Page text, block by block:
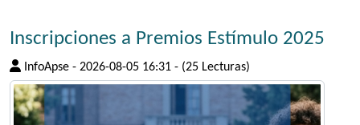
Inscripciones a Premios Estímulo 2025
InfoApse - 2026-08-05 16:31 - (25 Lecturas)